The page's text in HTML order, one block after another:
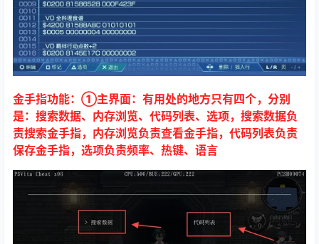
金手指功能：①主界面：有用处的地方只有四个，分别
是：搜索数据、内存浏览、代码列表、选项，搜索数据负
责搜索金手指，内存浏览负责查看金手指，代码列表负责
保存金手指，选项负责频率、热键、语言